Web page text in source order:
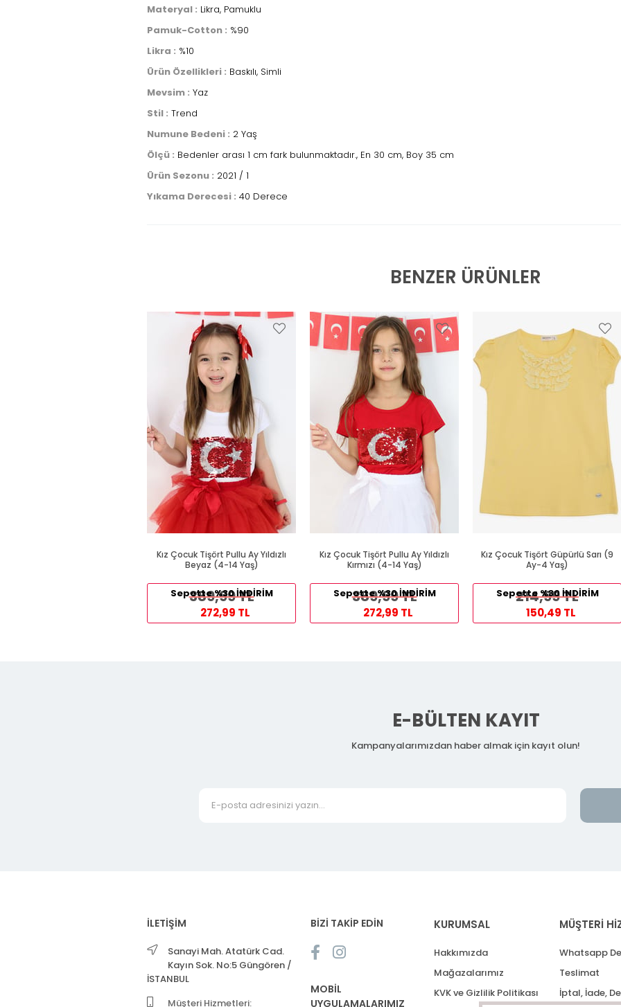
Materyal : Likra, Pamuklu
Pamuk-Cotton : %90
Likra : %10
Ürün Özellikleri : Baskılı, Simli
Mevsim : Yaz
Stil : Trend
Numune Bedeni : 2 Yaş
Ölçü : Bedenler arası 1 cm fark bulunmaktadır., En 30 cm, Boy 35 cm
Ürün Sezonu : 2021 / 1
Yıkama Derecesi : 40 Derece
BENZER ÜRÜNLER
Kız Çocuk Tişört Pullu Ay Yıldızlı
Beyaz (4-14 Yaş)
389,99 TL
Sepette %30 İNDİRİM
272,99 TL
Kız Çocuk Tişört Pullu Ay Yıldızlı
Kırmızı (4-14 Yaş)
389,99 TL
Sepette %30 İNDİRİM
272,99 TL
Kız Çocuk Tişört Güpürlü Sarı (9
Ay-4 Yaş)
214,99 TL
Sepette %30 İNDİRİM
150,49 TL
E-BÜLTEN KAYIT
Kampanyalarımızdan haber almak için kayıt olun!
İLETİŞİM
Sanayi Mah. Atatürk Cad.
Kayın Sok. No:5 Güngören /
İSTANBUL
Müşteri Hizmetleri:
BİZİ TAKİP EDİN
MOBİL
UYGULAMALARIMIZ
KURUMSAL
Hakkımızda
Mağazalarımız
KVK ve Gizlilik Politikası
MÜŞTERİ
Whatsapp
Teslimat
İptal, İade,